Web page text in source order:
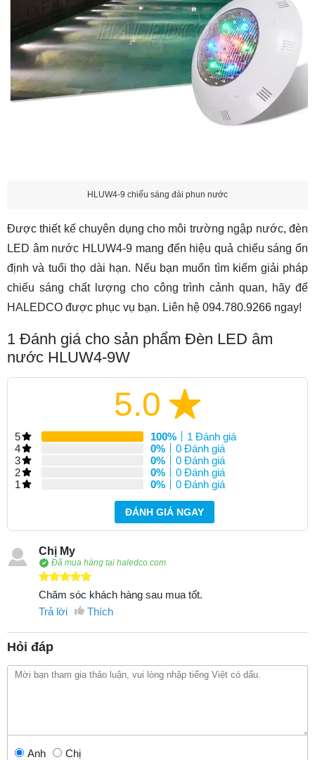
HLUW4-9 chiếu sáng đài phun nước
Được thiết kế chuyên dụng cho môi trường ngập nước, đèn
LED âm nước HLUW4-9 mang đến hiệu quả chiếu sáng ổn
định và tuổi thọ dài hạn. Nếu bạn muốn tìm kiếm giải pháp
chiếu sáng chất lượng cho công trình cảnh quan, hãy để
HALEDCO được phục vụ bạn. Liên hệ 094.780.9266 ngay!
1 Đánh giá cho sản phẩm Đèn LED âm
nước HLUW4-9W
5.0
5 100%
1 Đánh giá
4
0%
0 Đánh giá
3
0%
0 Đánh giá
2
0%
0 Đánh giá
1
0% 0 Đánh giá
ĐÁNH GIÁ NGAY
Chị My
Đã mua hàng tại haledco.com
Chăm sóc khách hàng sau mua tốt.
Trả lời
Thích
Hỏi đáp
Anh Chị